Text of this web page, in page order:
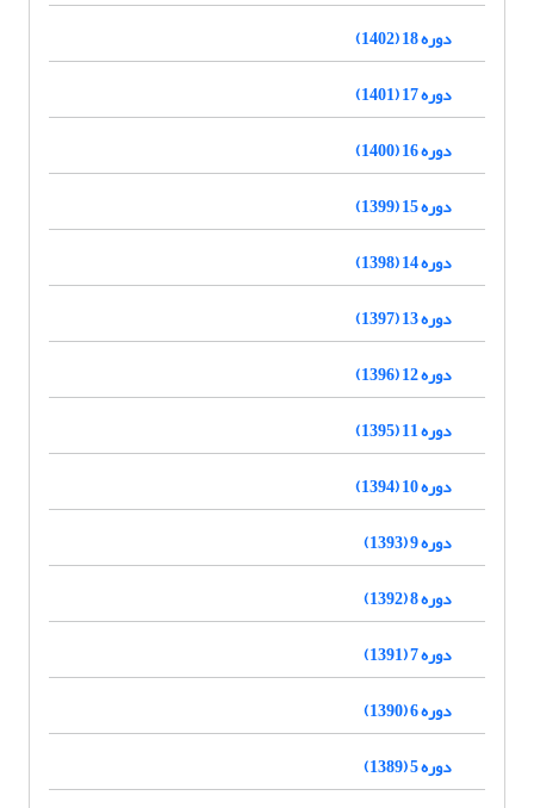
دوره 18 (1402)
دوره 17 (1401)
دوره 16 (1400)
دوره 15 (1399)
دوره 14 (1398)
دوره 13 (1397)
دوره 12 (1396)
دوره 11 (1395)
دوره 10 (1394)
دوره 9 (1393)
دوره 8 (1392)
دوره 7 (1391)
دوره 6 (1390)
دوره 5 (1389)